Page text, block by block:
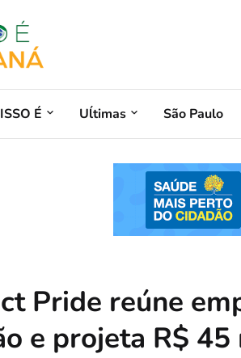
ISSO É Uĺtimas São Paulo
Pride reúne
e projeta R$